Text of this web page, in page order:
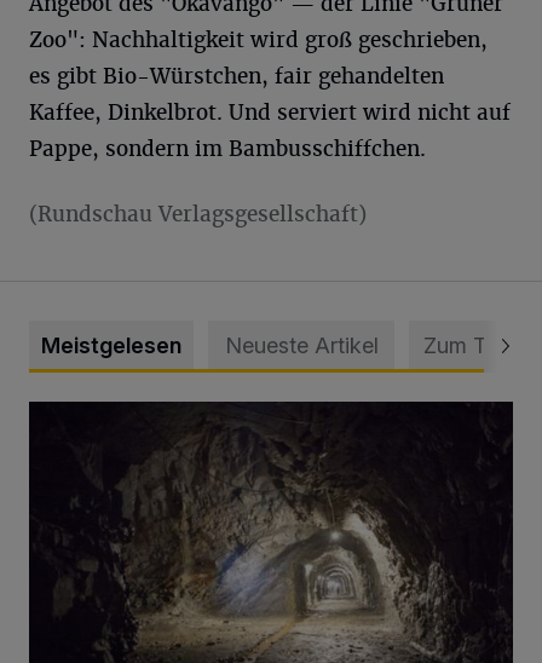
Zoo": Nachhaltigkeit wird groß geschrieben,
es gibt Bio-Würstchen, fair gehandelten
Kaffee, Dinkelbrot. Und serviert wird nicht auf
Pappe, sondern im Bambusschiffchen.
(Rundschau Verlagsgesellschaft)
Meistgelesen Neueste Artikel Zum Thema